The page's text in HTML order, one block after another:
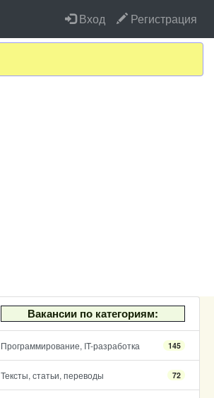
Вход Регистрация
Вакансии по категориям:
Программирование, IT-разработка 145
Тексты, статьи, переводы 72